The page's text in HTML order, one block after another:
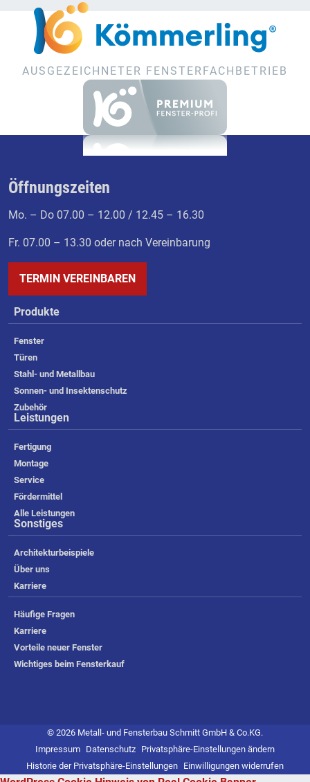
AUSGEZEICHNETER FENSTERFACHBETRIEB
Öffnungszeiten
Mo. – Do 07.00 – 12.00 / 12.45 – 16.30
Fr. 07.00 – 13.30 oder nach Vereinbarung
TERMIN VEREINBAREN
Produkte
Fenster
Türen
Stahl- und Metallbau
Sonnen- und Insektenschutz
Zubehör
Leistungen
Fertigung
Montage
Service
Fördermittel
Alle Leistungen
Sonstiges
Architekturbeispiele
Über uns
Karriere
Häufige Fragen
Karriere
Vorteile neuer Fenster
Wichtiges beim Fensterkauf
© 2026 Metall- und Fensterbau Schmitt GmbH & Co.KG.
Impressum Datenschutz Privatsphäre-Einstellungen ändern
Historie der Privatsphäre-Einstellungen Einwilligungen widerrufen